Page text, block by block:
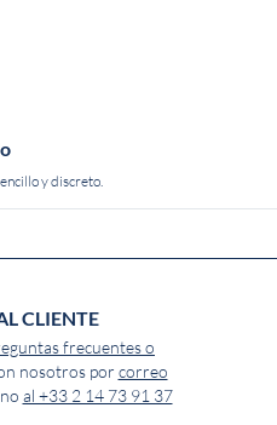
y discreto.
CLIENTE
frecuentes o
nosotros por correo
al +33 2 14 73 91 37